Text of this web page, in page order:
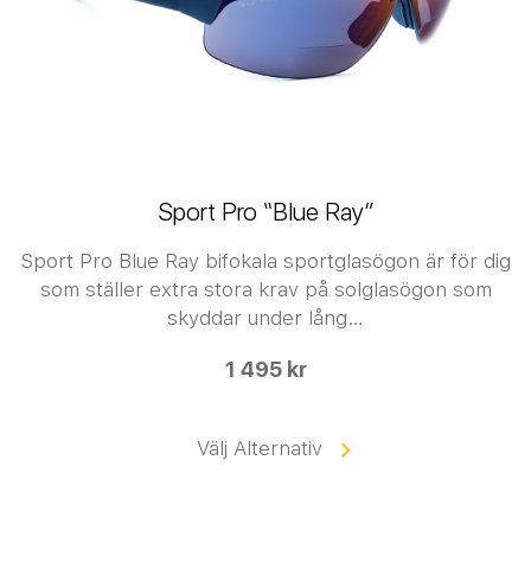
Sport Pro “Blue Ray”
Sport Pro Blue Ray bifokala sportglasögon är för dig
som ställer extra stora krav på solglasögon som
skyddar under lång…
1 495 kr
Välj Alternativ